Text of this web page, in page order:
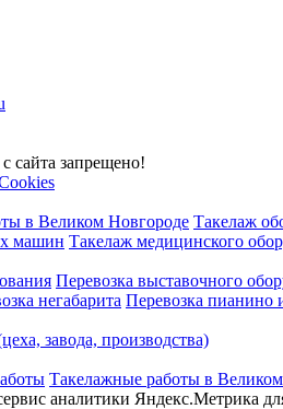
сайта запрещено!
в Великом Новгороде Такелаж
машин Такелаж медицинского
Перевозка выставочного
негабарита Перевозка пианино
завода, производства)
Такелажные работы в
аналитики Яндекс.Метрика